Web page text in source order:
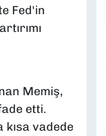
Fed'in
Memiş,
etti.
kısa vadede